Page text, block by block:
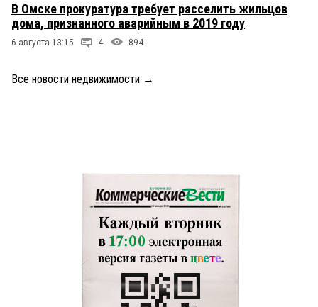
В Омске прокуратура требует расселить жильцов
дома, признанного аварийным в 2019 году
6 августа 13:15 4 894
Все новости недвижимости →